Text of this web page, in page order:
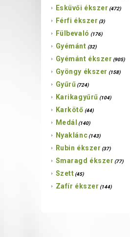
Esküvői ékszer (472)
Férfi ékszer (3)
Fülbevaló (176)
Gyémánt (32)
Gyémánt ékszer (905)
Gyöngy ékszer (158)
Gyűrű (724)
Karikagyűrű (104)
Karkötő (44)
Medál (140)
Nyaklánc (143)
Rubin ékszer (37)
Smaragd ékszer (77)
Szett (45)
Zafír ékszer (144)